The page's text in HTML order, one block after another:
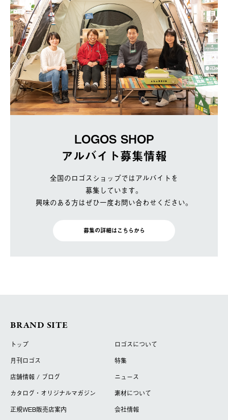
LOGOS SHOP
アルバイト募集情報
全国のロゴスショップではアルバイトを
募集しています。
興味のある方はぜひ一度お問い合わせください。
募集の詳細はこちらから
BRAND SITE
トップ
ロゴスについて
月刊ロゴス
特集
店舗情報 / ブログ
ニュース
カタログ・オリジナルマガジン
素材について
正規WEB販売店案内
会社情報